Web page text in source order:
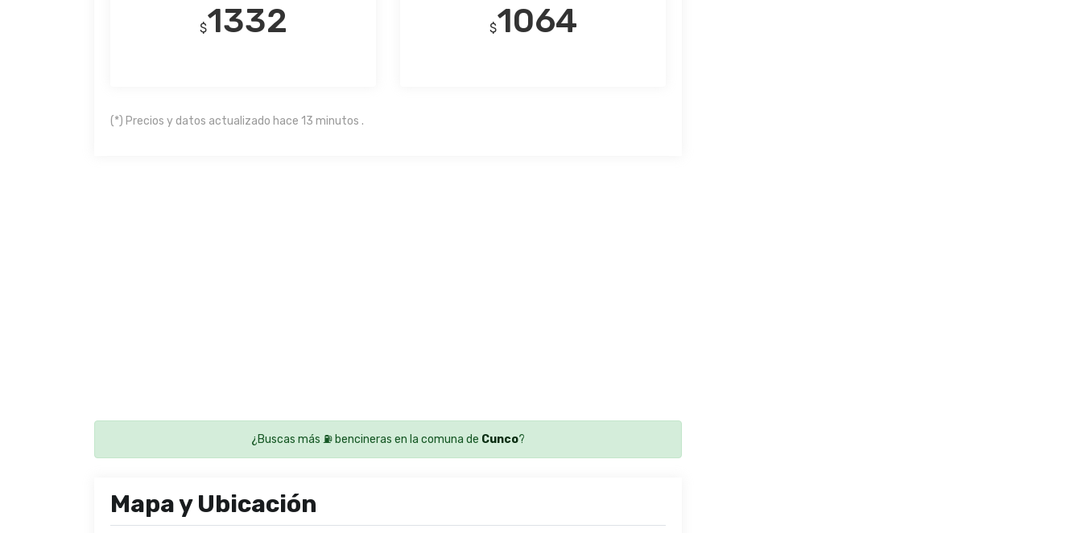
$1332 $1064
(*) Precios y datos actualizado hace 13 minutos .
¿Buscas más ⛽ bencineras en la comuna de Cunco?
Mapa y Ubicación